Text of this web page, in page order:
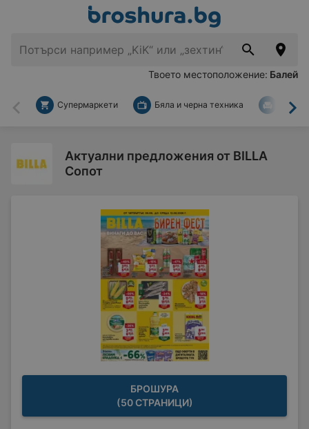
Твоето местоположение: Балей
Назад
Супермаркети Бяла и черна техника За
Актуални предложения от BILLA
Сопот
БРОШУРА
(50 СТРАНИЦИ)